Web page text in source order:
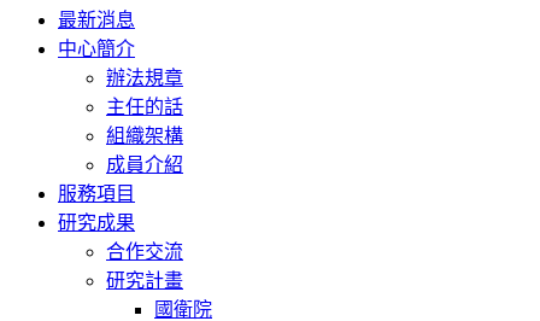
Toggle
navigation
最新消息
中心簡介
辦法規章
主任的話
組織架構
成員介紹
服務項目
研究成果
合作交流
研究計畫
國衛院